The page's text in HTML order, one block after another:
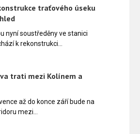
traťového úseku
nyní soustředěny ve stanici
k rekonstrukci…
trati mezi Kolínem a
až do konce září bude na
mezi…